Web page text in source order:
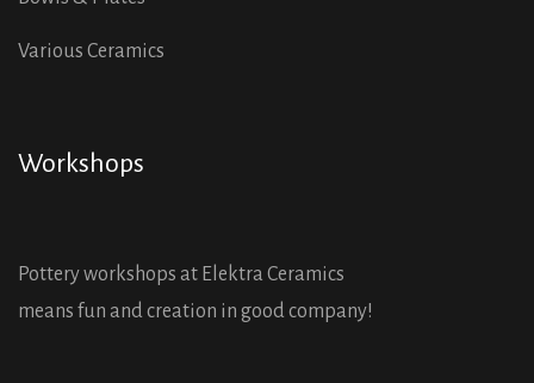
Various Ceramics
Workshops
Pottery workshops at Elektra Ceramics
means fun and creation in good company!